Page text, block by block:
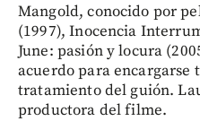
Mangold, conocido por
(1997), Inocencia
June: pasión y locura
acuerdo para
tratamiento del guión.
productora del filme.